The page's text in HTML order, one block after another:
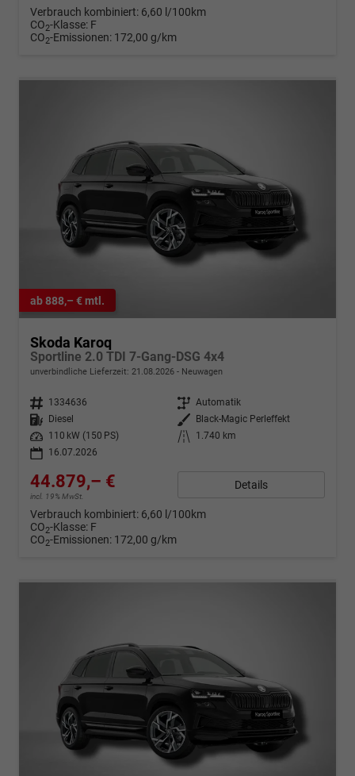
Verbrauch kombiniert: 6,60 l/100km
CO2-Klasse: F
CO2-Emissionen: 172,00 g/km
ab 888,– € mtl.
Skoda Karoq
Sportline 2.0 TDI 7-Gang-DSG 4x4
unverbindliche Lieferzeit: 21.08.2026 Neuwagen
Fahrzeugnr. 1334636 Getriebe Automatik
Kraftstoff
Diesel Außenfarbe
Black-Magic Perleffekt
Leistung
110 kW (150 PS) Kilometerstand
1.740 km
16.07.2026
44.879,– €
incl. 19% MwSt.
Details
Verbrauch kombiniert: 6,60 l/100km
CO2-Klasse: F
CO2-Emissionen: 172,00 g/km